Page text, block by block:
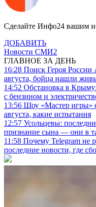
Сделайте Инфо24 вашим
ДОБАВИТЬ
Новости СМИ2
ГЛАВНОЕ ЗА ДЕНЬ
16:28 Поиск Героя России
августа, бойца нашли
14:52 Обстановка в
с бензином и
13:56 Шоу «Мастер игры»
августа, какие испытания
12:57 Усольцевы:
признание сына — они в
11:58 Почему Telegram не
последние новости, где